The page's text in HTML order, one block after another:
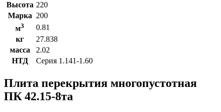
Высота 220
Марка 200
м3
0.81
кг
27.838
масса
2.02
НТД
Серия 1.141-1.60
Плита перекрытия многопустотная
ПК 42.15-8та